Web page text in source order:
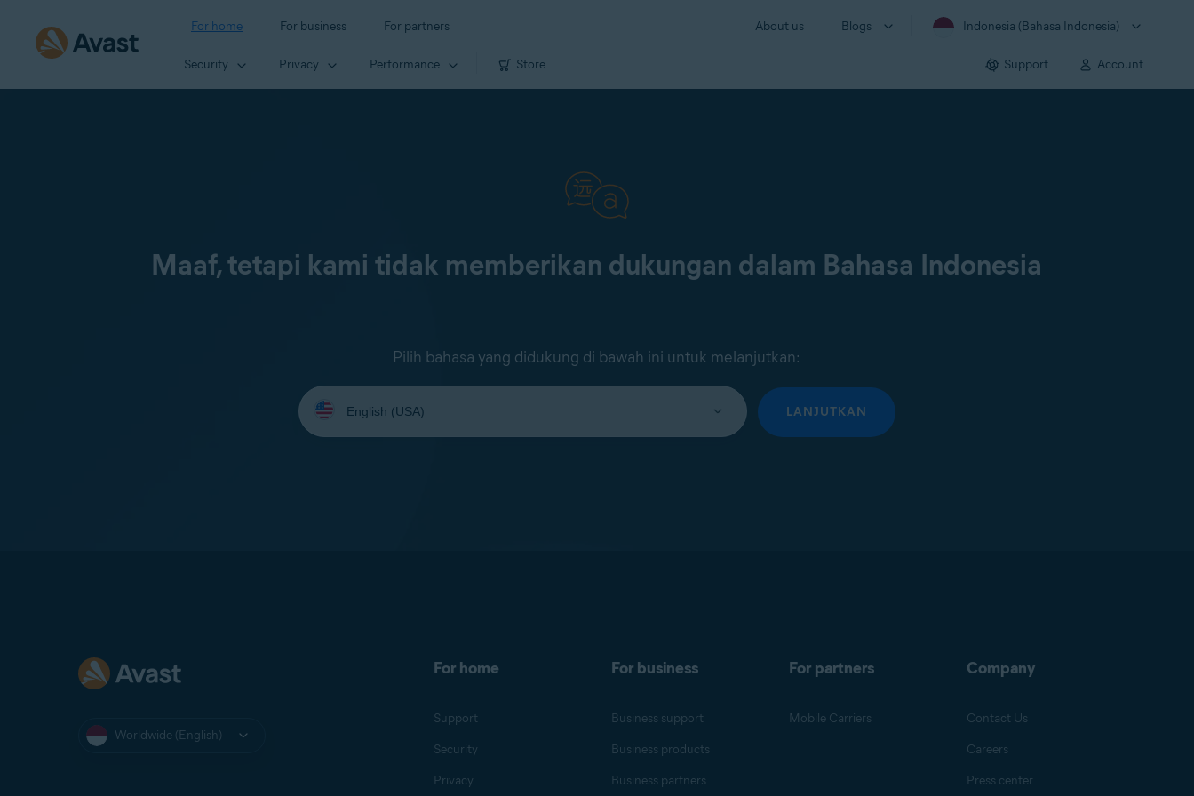
For home For business For partners About us Blogs Indonesia (Bahasa Indonesia)
Security Privacy Performance Store Support Account
Maaf, tetapi kami tidak memberikan dukungan dalam Bahasa Indonesia
Pilih bahasa yang didukung di bawah ini untuk melanjutkan:
Select
your
language:
LANJUTKAN
Worldwide (English)
For home
Support
Security
Privacy
For business
Business support
Business products
Business partners
For partners
Mobile Carriers
Company
Contact Us
Careers
Press center